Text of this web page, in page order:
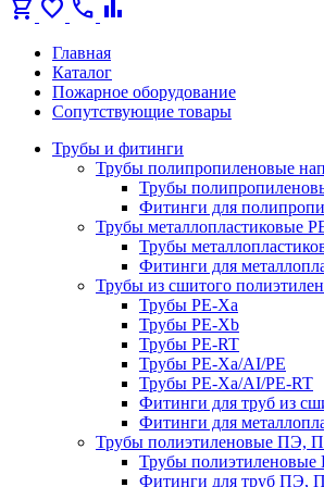
shopping_cart favorite call bar_chart
Главная
Каталог
Пожарное оборудование
Сопутствующие товары
Трубы и фитинги
Трубы полипропиленовые
Трубы
Фитинги для
Трубы металлопластиковые
Трубы
Фитинги для
Трубы из сшитого
Трубы PE-Xa
Трубы PE-Xb
Трубы PE-RT
Трубы PE-Xa/AI/PE
Трубы PE-Xa/AI/PE-RT
Фитинги для труб из
Фитинги для
Трубы полиэтиленовые ПЭ,
Трубы
Фитинги для труб ПЭ,